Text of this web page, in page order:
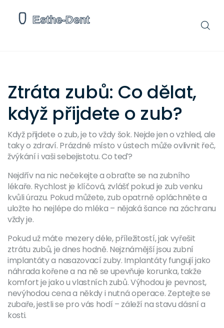
Ztráta zubů: Co dělat,
když přijdete o zub?
Když přijdete o zub, je to vždy šok. Nejde jen o vzhled, ale
taky o zdraví. Prázdné místo v ústech může ovlivnit řeč,
žvýkání i vaši sebejistotu. Co teď?
Nejdřív na nic nečekejte a obraťte se na zubního
lékaře. Rychlost je klíčová, zvlášť pokud je zub venku
kvůli úrazu. Pokud můžete, zub opatrně opláchněte a
uložte ho nejlépe do mléka – nějaká šance na záchranu
vždy je.
Pokud už máte mezery déle, příležitostí, jak vyřešit
ztrátu zubů, je dnes hodně. Nejznámější jsou zubní
implantáty a nasazovací zuby. Implantáty fungují jako
náhrada kořene a na ně se upevňuje korunka, takže
komfort je jako u vlastních zubů. Výhodou je pevnost,
nevýhodou cena a někdy i nutná operace. Zeptejte se
zubaře, jestli se pro vás hodí – záleží na stavu dásní a
kosti.